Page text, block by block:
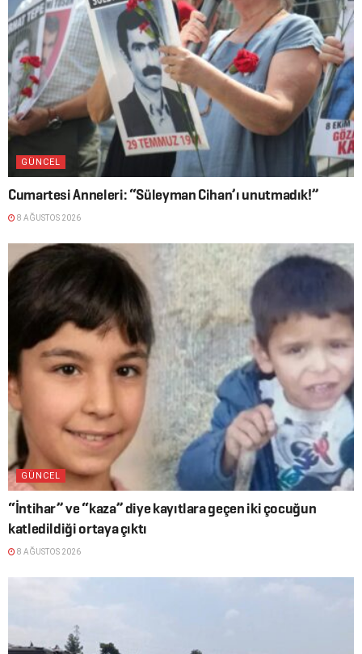
GÜNCEL
Cumartesi Anneleri: “Süleyman Cihan’ı unutmadık!”
8 AĞUSTOS 2026
GÜNCEL
“İntihar” ve “kaza” diye kayıtlara geçen iki çocuğun
katledildiği ortaya çıktı
8 AĞUSTOS 2026